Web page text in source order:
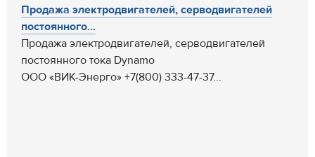
Продажа электродвигателей, серводвигателей
постоянного...
Продажа электродвигателей, серводвигателей
постоянного тока Dynamo
ООО «ВИК-Энерго» +7(800) 333-47-37...